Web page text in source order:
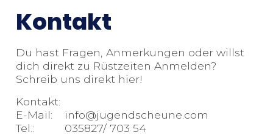
Kontakt
Du hast Fragen, Anmerkungen oder willst
dich direkt zu Rüstzeiten Anmelden?
Schreib uns direkt hier!
Kontakt:
E-Mail: info@jugendscheune.com
Tel.: 035827/ 703 54